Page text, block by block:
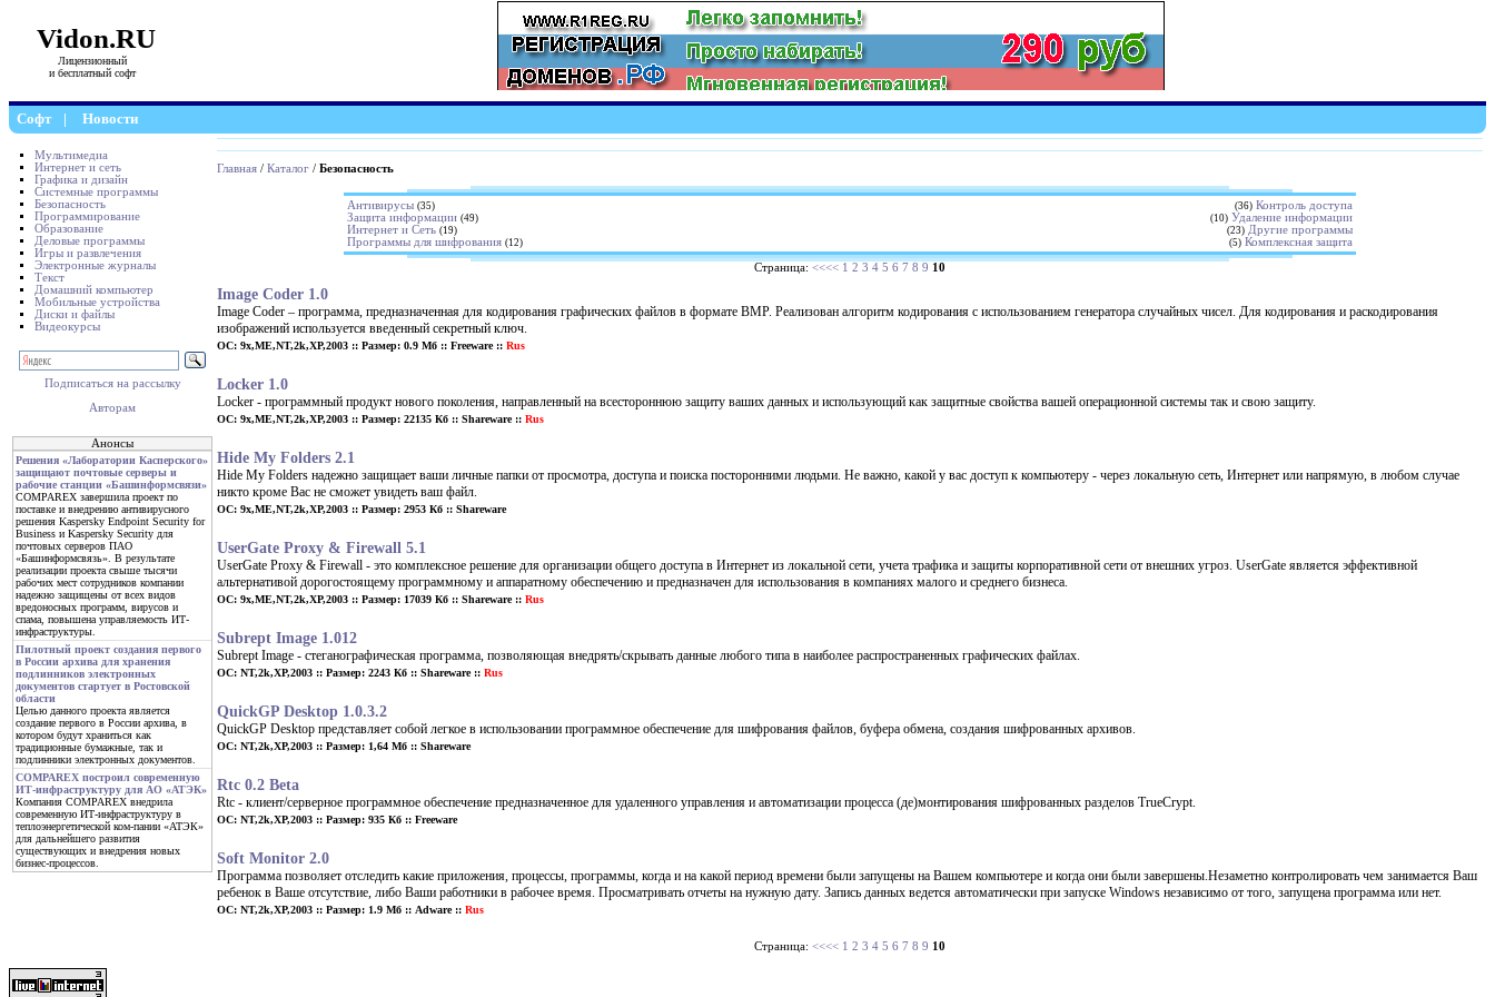
Vidon.RU
Лицензионный
и бесплатный софт
Софт | Новости
Мультимедиа
Интернет и сеть
Графика и дизайн
Системные программы
Безопасность
Программирование
Образование
Деловые программы
Игры и развлечения
Электронные журналы
Текст
Домашний компьютер
Мобильные устройства
Диски и файлы
Видеокурсы
Подписаться на рассылку
Авторам
Анонсы
Решения «Лаборатории Касперского»
защищают почтовые серверы и
рабочие станции «Башинформсвязи»
COMPAREX завершила проект по
поставке и внедрению антивирусного
решения Kaspersky Endpoint Security for
Business и Kaspersky Security для
почтовых серверов ПАО
«Башинформсвязь». В результате
реализации проекта свыше тысячи
рабочих мест сотрудников компании
надежно защищены от всех видов
вредоносных программ, вирусов и
спама, повышена управляемость ИТ-
инфраструктуры.
Пилотный проект создания первого
в России архива для хранения
подлинников электронных
документов стартует в Ростовской
области
Целью данного проекта является
создание первого в России архива, в
котором будут храниться как
традиционные бумажные, так и
подлинники электронных документов.
COMPAREX построил современную
ИТ-инфраструктуру для АО «АТЭК»
Компания COMPAREX внедрила
современную ИТ-инфраструктуру в
теплоэнергетической ком-пании «АТЭК»
для дальнейшего развития
существующих и внедрения новых
бизнес-процессов.
Главная / Каталог / Безопасность
Антивирусы (35)
Защита информации (49)
Интернет и Сеть (19)
Программы для шифрования (12)
(36) Контроль доступа
(10) Удаление информации
(23) Другие программы
(5) Комплексная защита
Страница: <<<< 1 2 3 4 5 6 7 8 9 10
Image Coder 1.0
Image Coder – программа, предназначенная для кодирования графических файлов в формате BMP. Реализован алгоритм кодирования с использованием генератора случайных чисел. Для кодирования и раскодирования
изображений используется введенный секретный ключ.
ОС: 9x,ME,NT,2k,XP,2003 :: Размер: 0.9 Мб :: Freeware :: Rus
Locker 1.0
Locker - программный продукт нового поколения, направленный на всестороннюю защиту ваших данных и использующий как защитные свойства вашей операционной системы так и свою защиту.
ОС: 9x,ME,NT,2k,XP,2003 :: Размер: 22135 Кб :: Shareware :: Rus
Hide My Folders 2.1
Hide My Folders надежно защищает ваши личные папки от просмотра, доступа и поиска посторонними людьми. Не важно, какой у вас доступ к компьютеру - через локальную сеть, Интернет или напрямую, в любом случае
никто кроме Вас не сможет увидеть ваш файл.
ОС: 9x,ME,NT,2k,XP,2003 :: Размер: 2953 Кб :: Shareware
UserGate Proxy & Firewall 5.1
UserGate Proxy & Firewall - это комплексное решение для организации общего доступа в Интернет из локальной сети, учета трафика и защиты корпоративной сети от внешних угроз. UserGate является эффективной
альтернативой дорогостоящему программному и аппаратному обеспечению и предназначен для использования в компаниях малого и среднего бизнеса.
ОС: 9x,ME,NT,2k,XP,2003 :: Размер: 17039 Кб :: Shareware :: Rus
Subrept Image 1.012
Subrept Image - стеганографическая программа, позволяющая внедрять/скрывать данные любого типа в наиболее распространенных графических файлах.
ОС: NT,2k,XP,2003 :: Размер: 2243 Кб :: Shareware :: Rus
QuickGP Desktop 1.0.3.2
QuickGP Desktop представляет собой легкое в использовании программное обеспечение для шифрования файлов, буфера обмена, создания шифрованных архивов.
ОС: NT,2k,XP,2003 :: Размер: 1,64 Мб :: Shareware
Rtc 0.2 Beta
Rtc - клиент/серверное программное обеспечение предназначенное для удаленного управления и автоматизации процесса (де)монтирования шифрованных разделов TrueCrypt.
ОС: NT,2k,XP,2003 :: Размер: 935 Кб :: Freeware
Soft Monitor 2.0
Программа позволяет отследить какие приложения, процессы, программы, когда и на какой период времени были запущены на Вашем компьютере и когда они были завершены.Незаметно контролировать чем занимается Ваш
ребенок в Ваше отсутствие, либо Ваши работники в рабочее время. Просматривать отчеты на нужную дату. Запись данных ведется автоматически при запуске Windows независимо от того, запущена программа или нет.
ОС: NT,2k,XP,2003 :: Размер: 1.9 Мб :: Adware :: Rus
Страница: <<<< 1 2 3 4 5 6 7 8 9 10